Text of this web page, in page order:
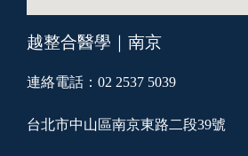
越整合醫學｜南京
連絡電話：02 2537 5039
台北市中山區南京東路二段39號